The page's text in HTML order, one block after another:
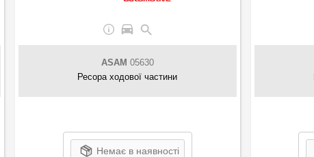
ASAM 05630
Ресора ходової частини
Немає в наявності